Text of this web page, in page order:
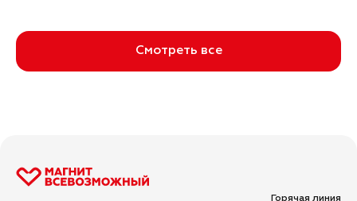
Смотреть все
Горячая линия